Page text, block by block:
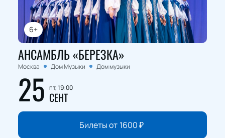
6+
АНСАМБЛЬ «БЕРЕЗКА»
Москва Дом Музыки Дом музыки
25 пт, 19:00
СЕНТ
Билеты от 1600₽